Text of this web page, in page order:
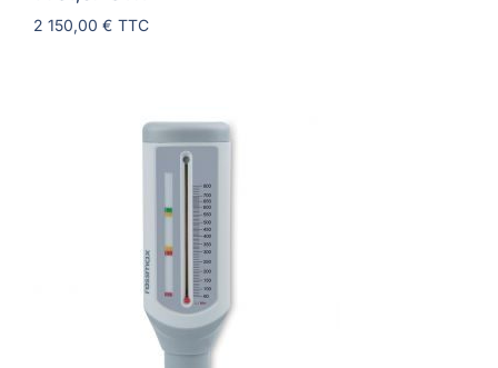
2 150,00 € TTC